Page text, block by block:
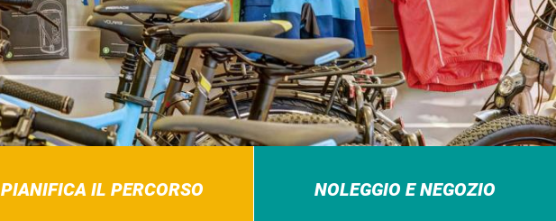
PIANIFICA IL PERCORSO NOLEGGIO E NEGOZIO